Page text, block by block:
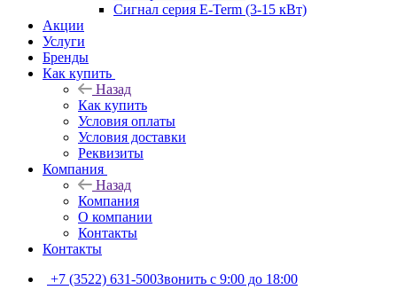
Сигнал серия E-Term (3-15 кВт)
Акции
Услуги
Бренды
Как купить
Назад
Как купить
Условия оплаты
Условия доставки
Реквизиты
Компания
Назад
Компания
О компании
Контакты
Контакты
+7 (3522) 631-500Звонить с 9:00 до 18:00